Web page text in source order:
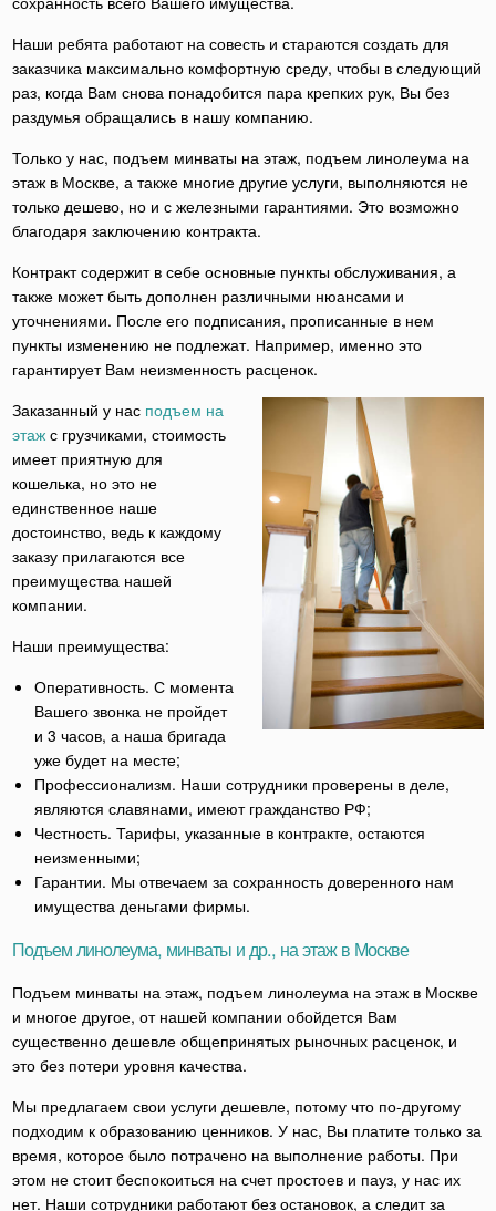
Наши ребята работают на совесть и стараются создать для
заказчика максимально комфортную среду, чтобы в следующий
раз, когда Вам снова понадобится пара крепких рук, Вы без
раздумья обращались в нашу компанию.
Только у нас, подъем минваты на этаж, подъем линолеума на
этаж в Москве, а также многие другие услуги, выполняются не
только дешево, но и с железными гарантиями. Это возможно
благодаря заключению контракта.
Контракт содержит в себе основные пункты обслуживания, а
также может быть дополнен различными нюансами и
уточнениями. После его подписания, прописанные в нем
пункты изменению не подлежат. Например, именно это
гарантирует Вам неизменность расценок.
Заказанный у нас подъем на
этаж с грузчиками, стоимость
имеет приятную для
кошелька, но это не
единственное наше
достоинство, ведь к каждому
заказу прилагаются все
преимущества нашей
компании.
Наши преимущества:
Оперативность. С момента
Вашего звонка не пройдет
и 3 часов, а наша бригада
уже будет на месте;
Профессионализм. Наши сотрудники проверены в деле,
являются славянами, имеют гражданство РФ;
Честность. Тарифы, указанные в контракте, остаются
неизменными;
Гарантии. Мы отвечаем за сохранность доверенного нам
имущества деньгами фирмы.
Подъем линолеума, минваты и др., на этаж в Москве
Подъем минваты на этаж, подъем линолеума на этаж в Москве
и многое другое, от нашей компании обойдется Вам
существенно дешевле общепринятых рыночных расценок, и
это без потери уровня качества.
Мы предлагаем свои услуги дешевле, потому что по-другому
подходим к образованию ценников. У нас, Вы платите только за
время, которое было потрачено на выполнение работы. При
этом не стоит беспокоиться на счет простоев и пауз, у нас их
нет. Наши сотрудники работают без остановок, а следит за